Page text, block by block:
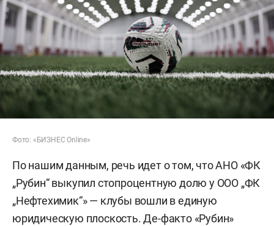
Фото: «БИЗНЕС Online»
По нашим данным, речь идет о том, что АНО «ФК
„Рубин“ выкупил стопроцентную долю у ООО „ФК
„Нефтехимик“» — клубы вошли в единую
юридическую плоскость. Де-факто «Рубин»